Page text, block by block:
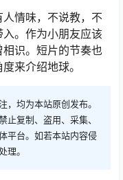
情味，不说教，不
。作为小朋友应该
识。短片的节奏也
来介绍地球。
，均为本站原创发布。
止复制、盗用、采集、
平台。如若本站内容侵
理。